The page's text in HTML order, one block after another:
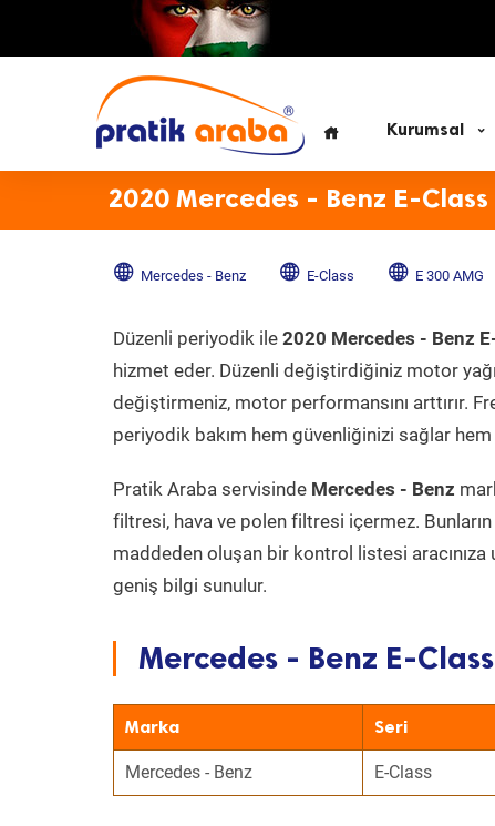
Kurumsal
2020 Mercedes - Benz E-Class
Mercedes - Benz E-Class E 300 AMG
Düzenli periyodik ile 2020 Mercedes - Benz
hizmet eder. Düzenli değiştirdiğiniz motor
değiştirmeniz, motor performansını arttırır.
periyodik bakım hem güvenliğinizi sağlar
Pratik Araba servisinde Mercedes - Benz
filtresi, hava ve polen filtresi içermez. Bunların
maddeden oluşan bir kontrol listesi aracınıza
geniş bilgi sunulur.
Mercedes - Benz E-
Marka Seri
Mercedes - Benz E-Class